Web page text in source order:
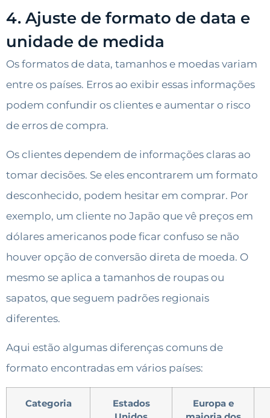
4. Ajuste de formato de data e
unidade de medida
Os formatos de data, tamanhos e moedas variam
entre os países. Erros ao exibir essas informações
podem confundir os clientes e aumentar o risco
de erros de compra.
Os clientes dependem de informações claras ao
tomar decisões. Se eles encontrarem um formato
desconhecido, podem hesitar em comprar. Por
exemplo, um cliente no Japão que vê preços em
dólares americanos pode ficar confuso se não
houver opção de conversão direta de moeda. O
mesmo se aplica a tamanhos de roupas ou
sapatos, que seguem padrões regionais
diferentes.
Aqui estão algumas diferenças comuns de
formato encontradas em vários países:
Categoria
Estados
Europa e